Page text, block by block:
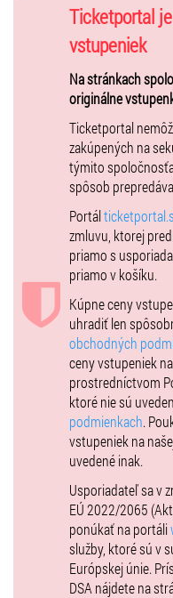
Autoshow SCF sa bude
Brezno námestie,kde
štartovacia rampa, z ktorej
v rôznych kategóriách v
účastníci navštívia všetky 4
návštevníkom možnosť
Aréna Brezno, kde budú
ktoré prídu na SCF
DOUBE RED CARS
expozícia múzea bude
priniesla nový zážitok aj
4.)Letisko Brezno privíta
a v šprintoch si zmerajú
veterány a novinkou budú
Preprava návštevníkov
zabezpečená bezplatne
premávať na trase konania
Kategórie:
- SUPER SPORT
- HYPER SPORT
- RETRO TUNING
Ticketportal
vstupeniek
Na stránkach
originálne
Ticketportal
zakúpených na
týmito
spôsob
Portál
zmluvu, ktorej
priamo s
priamo v košíku.
Kúpne ceny
uhradiť len
obchodných
ceny vstupeniek
prostredníctvom
ktoré nie sú
podmienkach.
vstupeniek na
uvedené inak.
Usporiadateľ sa v
EÚ 2022/2065
ponúkať na portáli
služby, ktoré sú v
Európskej únie.
DSA nájdete na